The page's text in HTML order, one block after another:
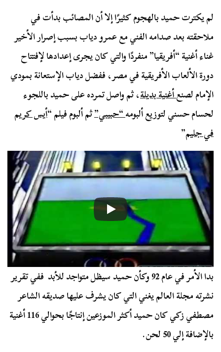
لم يكترت حميد بالهجوم كثيرًا إلا أن المصائب بدأت في
ملاحقته بعد صدامه الفني مع عمرو دياب بسبب إصرار الأخير
غناء أغنية “أفريقيا” منفردًا والتي كان يجرى إعدادها لإفتتاح
دورة الألعاب الأفريقية في مصر، ففضل دياب الإستعانة بمودي
الإمام لصنعأغنية بديلة، ثم واصل تمرده على حميد باللجوء
لحسام حسني لتوزيع ألبومه“حبيبي”ثم ألبوم فيلم “أيس كريم
في جليم”
بدا الأمر في عام 92 وكأن حميد سيظل متواجد للأبد ففي تقرير
نشرته مجلة العالم يغني التي كان يشرف عليها صديقه الشاعر
مصطفي زكي كان حميد أكثر الموزعين إنتاجًا بحوالي 116 أغنية
بالإضافة إلي 50 لحن.